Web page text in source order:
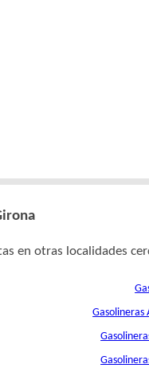
en otras localidades
Gasolineras